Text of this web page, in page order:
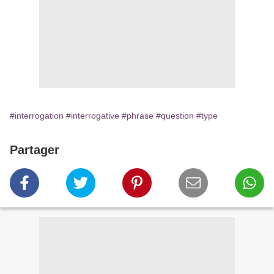
#interrogation #interrogative #phrase #question #type
Partager